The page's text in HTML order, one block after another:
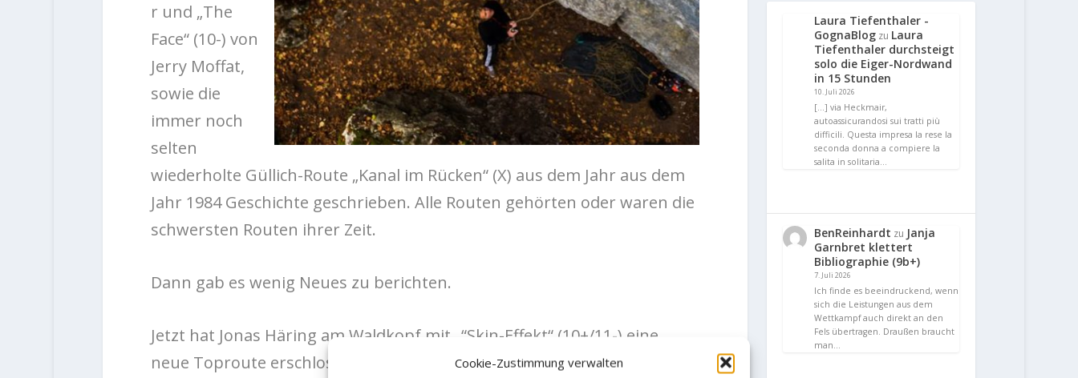
Cookie-Zustimmung verwalten
r und „The
Face“ (10-) von
Jerry Moffat,
sowie die
immer noch
selten
wiederholte Güllich-Route „Kanal im Rücken“ (X) aus dem Jahr aus dem
Jahr 1984 Geschichte geschrieben. Alle Routen gehörten oder waren die
schwersten Routen ihrer Zeit.
Dann gab es wenig Neues zu berichten.
Jetzt hat Jonas Häring am Waldkopf mit „“Skin-Effekt“ (10+/11-) eine
neue Toproute erschlossen. Die Crux der Route ist ein hoher weiter
Laura Tiefenthaler -
GognaBlog zu Laura
Tiefenthaler durchsteigt
solo die Eiger-Nordwand
in 15 Stunden
10. Juli 2026
[…] via Heckmair,
autoassicurandosi sui tratti più
difficili. Questa impresa la rese la
seconda donna a compiere la
salita in solitaria…
BenReinhardt zu Janja
Garnbret klettert
Bibliographie (9b+)
7. Juli 2026
Ich finde es beeindruckend, wenn
sich die Leistungen aus dem
Wettkampf auch direkt an den
Fels übertragen. Draußen braucht
man…